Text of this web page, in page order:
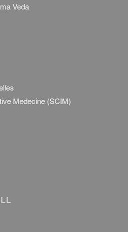
Veda
Medecine (SCIM)